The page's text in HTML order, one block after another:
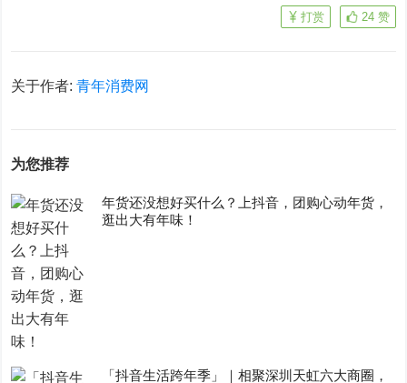
24 赞
打赏
关于作者:青年消费网
为您推荐
年货还没想好买什么？上抖音，团购心动年货，
逛出大有年味！
「抖音生活跨年季」｜相聚深圳天虹六大商圈，